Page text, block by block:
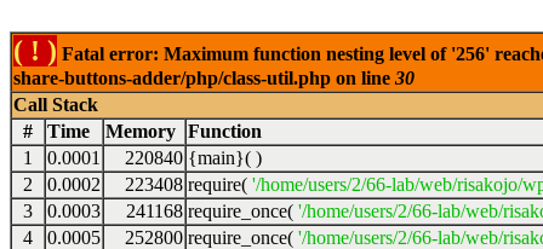
( ! ) Fatal error: Maximum function nesting level of '256'
share-buttons-adder/php/class-util.php on line 30
Call Stack
#
Time Memory Function
1
0.0001 220840 {main}( )
2
0.0002 223408 require( '/home/users/2/66-lab/web/risakojo/
3
0.0003 241168 require_once( '/home/users/2/66-lab/web/
4
0.0005 252800 require_once( '/home/users/2/66-lab/web/